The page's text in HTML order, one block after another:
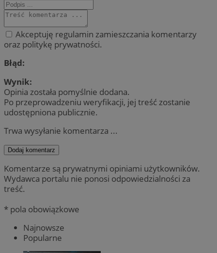
Akceptuję regulamin zamieszczania komentarzy
oraz politykę prywatności.
Błąd:
Wynik:
Opinia została pomyślnie dodana.
Po przeprowadzeniu weryfikacji, jej treść zostanie
udostępniona publicznie.
Trwa wysyłanie komentarza ...
Dodaj komentarz
Komentarze są prywatnymi opiniami użytkowników.
Wydawca portalu nie ponosi odpowiedzialności za
treść.
* pola obowiązkowe
Najnowsze
Popularne